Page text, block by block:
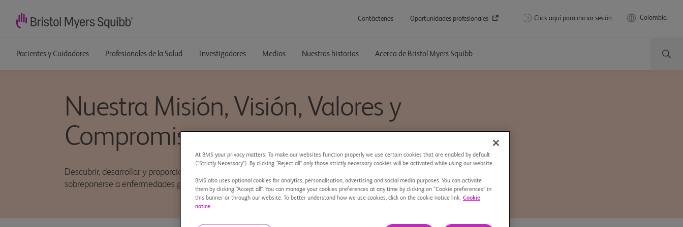
Contáctenos Oportunidades profesionales Click aquí para iniciar sesión Colombia
Pacientes y Cuidadores Profesionales de la Salud Investigadores Medios Nuestras historias Acerca de Bristol Myers Squibb
Nuestra Misión, Visión, Valores y
Compromiso
Descubrir, desarrollar y proporcionar medicinas innovadoras que ayuden a los pacientes a
sobreponerse a enfermedades graves.
At BMS your privacy matters. To make our websites function properly we use certain cookies that are enabled by default
(“Strictly Necessary”). By clicking “Reject all” only those strictly necessary cookies will be activated while using our website.
BMS also uses optional cookies for analytics, personalisation, advertising and social media purposes. You can activate
them by clicking “Accept all”. You can manage your cookies preferences at any time by clicking on “Cookie preferences” in
this banner or through our website. To better understand how we use cookies, click on the cookie notice link. Cookie
notice